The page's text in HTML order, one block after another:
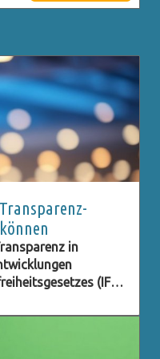
in
(IFG)
zu sein, die an